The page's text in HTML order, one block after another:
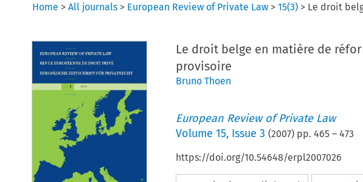
Home >All journals > European Review of Private Law >15(3) > Le droit
Le droit belge en matière de
provisoire
Bruno Thoen
European Review of Private Law
Volume 15, Issue 3 (2007) pp. 465– 473
https://doi.org/10.54648/erpl2007026